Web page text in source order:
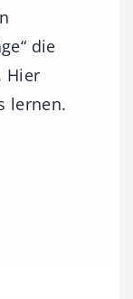
die
Hier
lernen.